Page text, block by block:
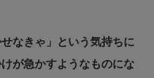
なきゃ」という気持ちに
が急かすようなものにな